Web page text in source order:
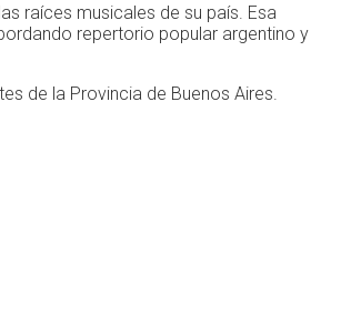
raíces musicales de su país. Esa
repertorio popular argentino y
de la Provincia de Buenos Aires.